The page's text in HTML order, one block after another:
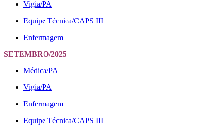
Vigia/PA
Equipe Técnica/CAPS III
Enfermagem
SETEMBRO/2025
Médica/PA
Vigia/PA
Enfermagem
Equipe Técnica/CAPS III